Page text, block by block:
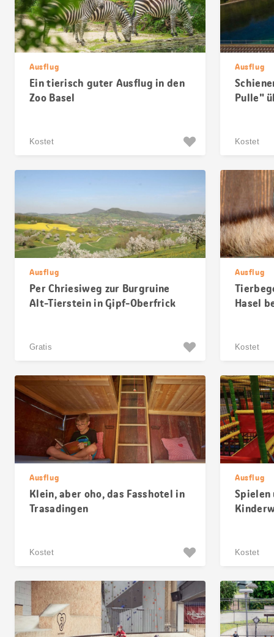
Ausflug
Ein tierisch guter Ausflug in den
Zoo Basel
Kostet
Ausflug
Pulle"
Kostet
Ausflug
Per Chriesiweg zur Burgruine
Alt-Tierstein in Gipf-Oberfrick
Gratis
Ausflug
Hasel
Kostet
Ausflug
Klein, aber oho, das Fasshotel in
Trasadingen
Kostet
Ausflug
Kostet